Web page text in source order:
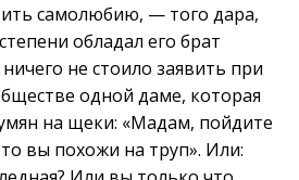
самолюбию, — того дара,
обладал его брат
не стоило заявить при
одной даме, которая
на щеки: «Мадам, пойдите
вы похожи на труп». Или: